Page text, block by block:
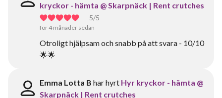
kryckor - hämta @ Skarpnäck | Rent crutches
5/5
för 4 månader sedan
Otroligt hjälpsam och snabb på att svara - 10/10
🌟🌟
Emma Lotta B har hyrt Hyr kryckor - hämta @
Skarpnäck | Rent crutches